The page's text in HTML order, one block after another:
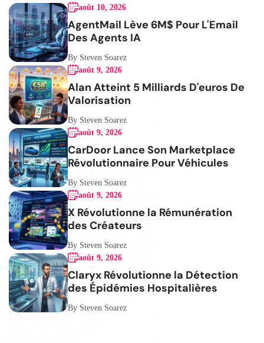
août 10, 2026
AgentMail Lève 6M$ Pour L'Email
Des Agents IA
By Steven Soarez
août 9, 2026
Alan Atteint 5 Milliards D'euros De
Valorisation
By Steven Soarez
août 9, 2026
CarDoor Lance Son Marketplace
Révolutionnaire Pour Véhicules
By Steven Soarez
août 9, 2026
X Révolutionne la Rémunération
des Créateurs
By Steven Soarez
août 9, 2026
Claryx Révolutionne la Détection
des Épidémies Hospitalières
By Steven Soarez